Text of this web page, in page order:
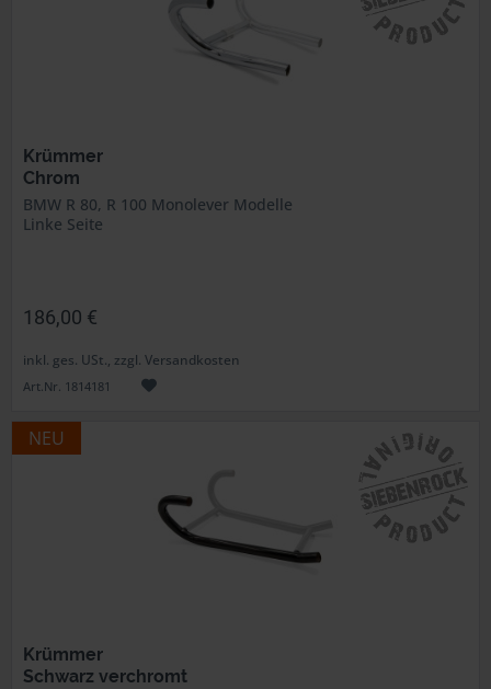
Krümmer
Chrom
BMW R 80, R 100 Monolever Modelle
Linke Seite
186,00 €
inkl. ges. USt., zzgl. Versandkosten
Art.Nr. 1814181
NEU
Krümmer
Schwarz verchromt